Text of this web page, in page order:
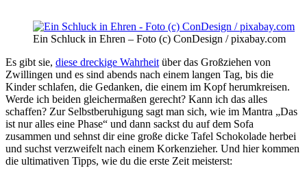
Ein Schluck in Ehren – Foto (c) ConDesign / pixabay.com
Es gibt sie, diese dreckige Wahrheit über das Großziehen von
Zwillingen und es sind abends nach einem langen Tag, bis die
Kinder schlafen, die Gedanken, die einem im Kopf herumkreisen.
Werde ich beiden gleichermaßen gerecht? Kann ich das alles
schaffen? Zur Selbstberuhigung sagt man sich, wie im Mantra „Das
ist nur alles eine Phase“ und dann sackst du auf dem Sofa
zusammen und sehnst dir eine große dicke Tafel Schokolade herbei
und suchst verzweifelt nach einem Korkenzieher. Und hier kommen
die ultimativen Tipps, wie du die erste Zeit meisterst: